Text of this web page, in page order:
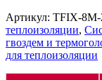
Артикул: TFIX-8M-
теплоизоляции,
гвоздем и
для теплоизоляции